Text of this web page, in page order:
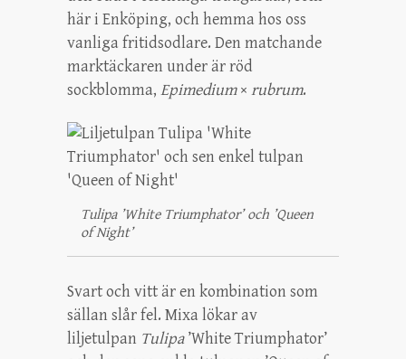
här i Enköping, och hemma hos oss
vanliga fritidsodlare. Den matchande
marktäckaren under är röd
sockblomma, Epimedium× rubrum.
Tulipa ’White Triumphator’ och ’Queen
of Night’
Svart och vitt är en kombination som
sällan slår fel. Mixa lökar av
liljetulpan Tulipa’White Triumphator’